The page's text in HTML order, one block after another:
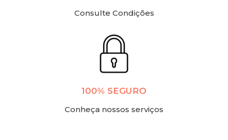
Consulte Condições
100% SEGURO
Conheça nossos serviços